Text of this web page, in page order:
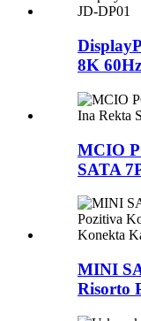
8K
MCIO
SATA
MINI
Risorto